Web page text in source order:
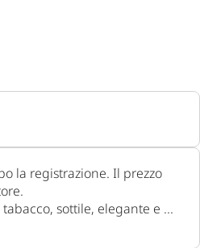
la registrazione. Il prezzo
sottile, elegante e ...